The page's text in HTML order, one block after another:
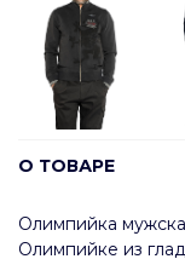
О ТОВАРЕ
Олимпийка
Олимпийке из